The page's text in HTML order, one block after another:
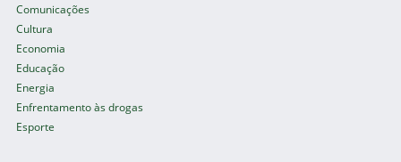
Comunicações
Cultura
Economia
Educação
Energia
Enfrentamento às drogas
Esporte